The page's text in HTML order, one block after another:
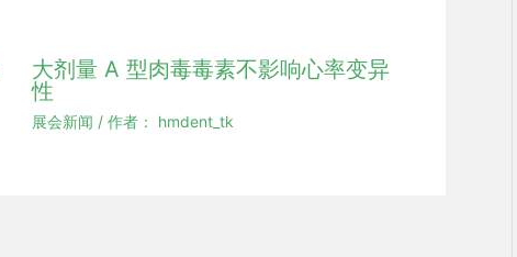
大剂量 A 型肉毒毒素不影响心率变异
性
展会新闻 / 作者： hmdent_tk